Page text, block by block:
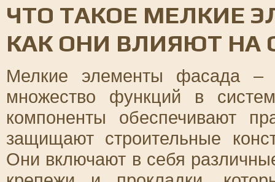
ЧТО ТАКОЕ МЕЛКИЕ
КАК ОНИ ВЛИЯЮТ НА
Мелкие элементы фасада –
множество функций в
компоненты обеспечивают
защищают строительные
Они включают в себя